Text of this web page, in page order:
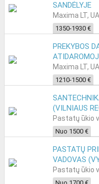
SANDĖLYJE
Maxima LT,
1350-1930 €
PREKYBOS
Maxima LT,
1210-1500 €
(VILNIAUS
Pastatų ūkio
Nuo 1500 €
PASTATŲ
VADOVAS
Pastatų ūkio